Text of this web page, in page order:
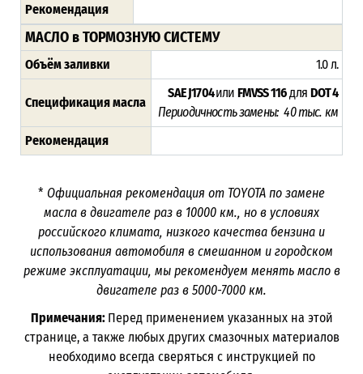
Рекомендация
МАСЛО в ТОРМОЗНУЮ СИСТЕМУ
Объём заливки 1.0 л.
Спецификация масла
SAE J1704или FMVSS 116дляDOT 4
Периодичность замены: 40 тыс. км
Рекомендация
* Официальная рекомендация от TOYOTA по замене
масла в двигателе раз в 10000 км., но в условиях
российского климата, низкого качества бензина и
использования автомобиля в смешанном и городском
режиме эксплуатации, мы рекомендуем менять масло в
двигателе раз в 5000-7000 км.
Примечания: Перед применением указанных на этой
странице, а также любых других смазочных материалов
необходимо всегда сверяться с инструкцией по